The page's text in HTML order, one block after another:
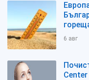
6 авг
Center